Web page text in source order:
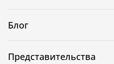
Блог
Представительства